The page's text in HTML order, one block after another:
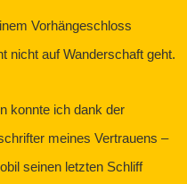
Vorhängeschloss
nicht auf Wanderschaft geht.
konnte ich dank der
meines Vertrauens –
seinen letzten Schliff